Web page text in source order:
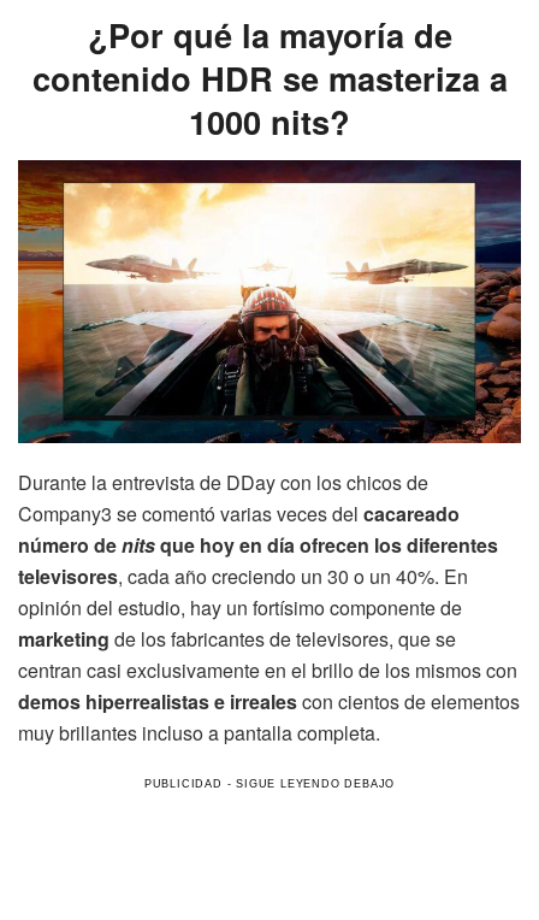
¿Por qué la mayoría de
contenido HDR se masteriza a
1000 nits?
Durante la entrevista de DDay con los chicos de
Company3 se comentó varias veces del cacareado
número denitsque hoy en día ofrecen los diferentes
televisores, cada año creciendo un 30 o un 40%. En
opinión del estudio, hay un fortísimo componente de
marketing de los fabricantes de televisores, que se
centran casi exclusivamente en el brillo de los mismos con
demos hiperrealistas e irrealescon cientos de elementos
muy brillantes incluso a pantalla completa.